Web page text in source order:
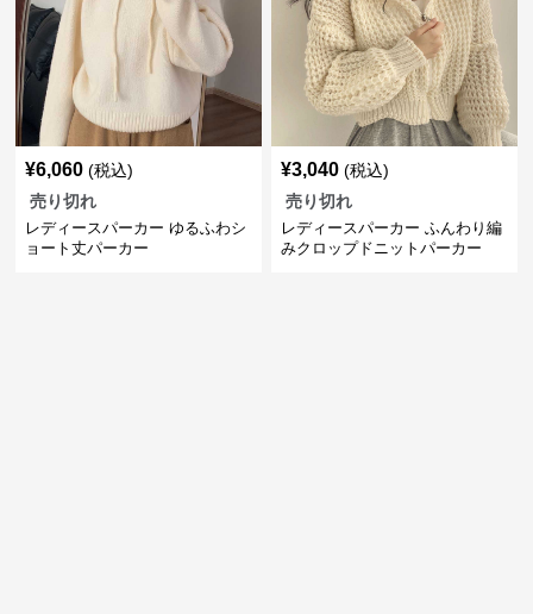
¥6,060 (税込)
売り切れ
レディースパーカー ゆるふわシ
ョート丈パーカー
¥3,040 (税込)
売り切れ
レディースパーカー ふんわり編
みクロップドニットパーカー